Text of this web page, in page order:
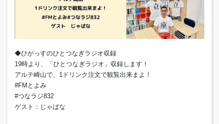
◆ひがっすのひとつなぎラジオ収録
19時より、「ひとつなぎラジオ」収録します！
アルテ崎山で、1ドリンク注文で観覧出来まよ！
#FMとよみ
#つなラジ832
ゲスト：じゃぱな